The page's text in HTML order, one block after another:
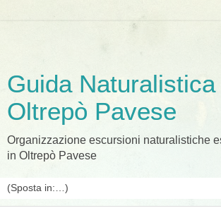
Guida Naturalistica
Oltrepò Pavese
Organizzazione escursioni naturalistiche
in Oltrepò Pavese